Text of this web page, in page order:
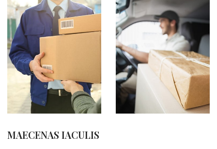
MAECENAS IACULIS